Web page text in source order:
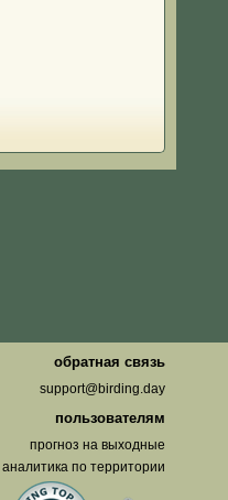
обратная связь
support@birding.day
пользователям
прогноз на выходные
аналитика по территории